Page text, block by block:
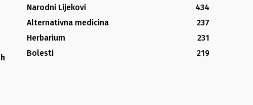
Narodni Lijekovi
434
Alternativna medicina
237
Herbarium
231
Bolesti
219